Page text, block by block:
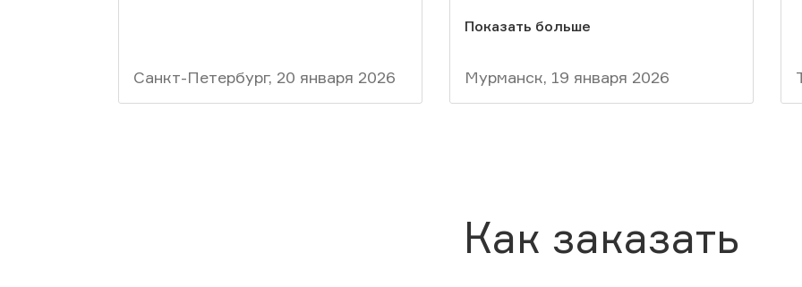
Санкт-Петербург, 20 января 2026
Вот результат - далее на фото.
группе, были интересанты -
сбросила ваши координаты.
Показать больше
Мурманск, 19 января 2026
Как заказать